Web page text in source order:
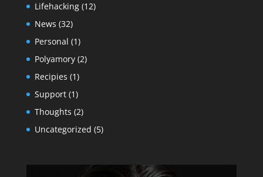
Lifehacking(12)
News (32)
Personal (1)
Polyamory(2)
Recipies (1)
Support(1)
Thoughts (2)
Uncategorized (5)